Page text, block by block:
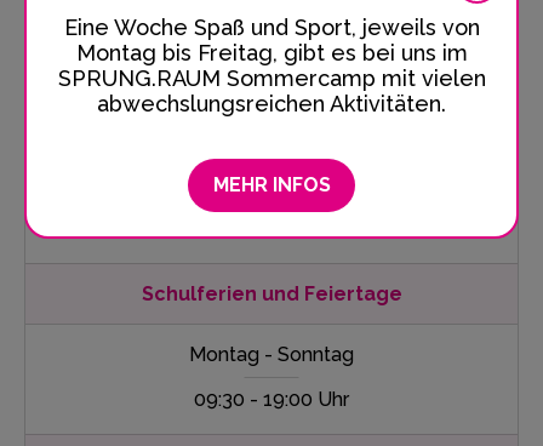
Eine Woche Spaß und Sport, jeweils von
Montag bis Freitag, gibt es bei uns im
SPRUNG.RAUM Sommercamp mit vielen
abwechslungsreichen Aktivitäten.
MEHR INFOS
Sonntag
10:30 - 18:00 Uhr
Schulklassen
Montag - Freitag
Schulferien und Feiertage
Montag - Sonntag
09:30 - 19:00 Uhr